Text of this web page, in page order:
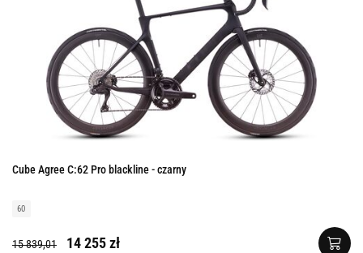
Cube Agree C:62 Pro blackline - czarny
60
15 839,01 14 255 zł